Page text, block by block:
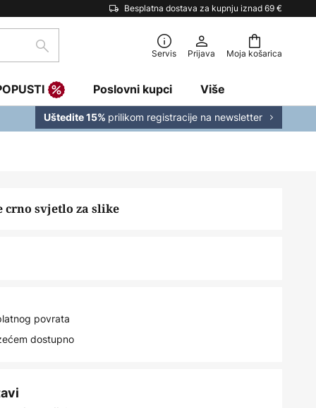
Besplatna dostava za kupnju iznad 69 €
Moja košarica
traži Servis Prijava
Poslovni kupci Više
Uštedite 15% prilikom registracije na newsletter
crno svjetlo za slike
povrata
dostupno